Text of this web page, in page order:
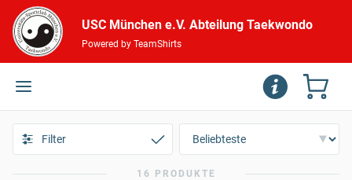
USC München e.V. Abteilung Taekwondo
Powered by TeamShirts
Filter
16 PRODUKTE